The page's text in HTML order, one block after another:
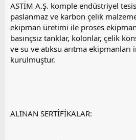
ASTİM A.Ş. komple endüstriyel
paslanmaz ve karbon çelik
ekipman üretimi ile proses
basınçsız tanklar, kolonlar, çelik
ve su ve atıksu arıtma
kurulmuştur.
ALINAN SERTİFİKALAR: